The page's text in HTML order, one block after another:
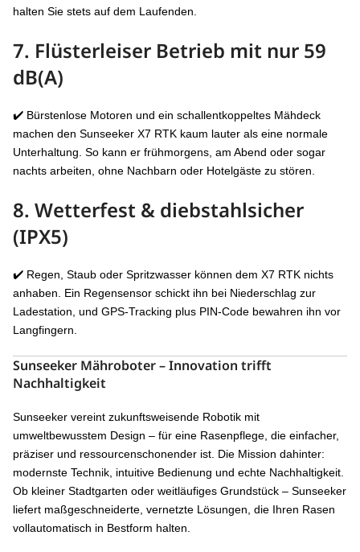
halten Sie stets auf dem Laufenden.
7. Flüsterleiser Betrieb mit nur 59
dB(A)
✔️ Bürstenlose Motoren und ein schallentkoppeltes Mähdeck
machen den Sunseeker X7 RTK kaum lauter als eine normale
Unterhaltung. So kann er frühmorgens, am Abend oder sogar
nachts arbeiten, ohne Nachbarn oder Hotelgäste zu stören.
8. Wetterfest & diebstahlsicher
(IPX5)
✔️ Regen, Staub oder Spritzwasser können dem X7 RTK nichts
anhaben. Ein Regensensor schickt ihn bei Niederschlag zur
Ladestation, und GPS-Tracking plus PIN-Code bewahren ihn vor
Langfingern.
Sunseeker Mähroboter – Innovation trifft
Nachhaltigkeit
Sunseeker vereint zukunftsweisende Robotik mit
umweltbewusstem Design – für eine Rasenpflege, die einfacher,
präziser und ressourcenschonender ist. Die Mission dahinter:
modernste Technik, intuitive Bedienung und echte Nachhaltigkeit.
Ob kleiner Stadtgarten oder weitläufiges Grundstück – Sunseeker
liefert maßgeschneiderte, vernetzte Lösungen, die Ihren Rasen
vollautomatisch in Bestform halten.